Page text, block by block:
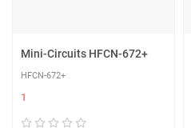
Mini-Circuits HFCN-672+
HFCN-672+
1